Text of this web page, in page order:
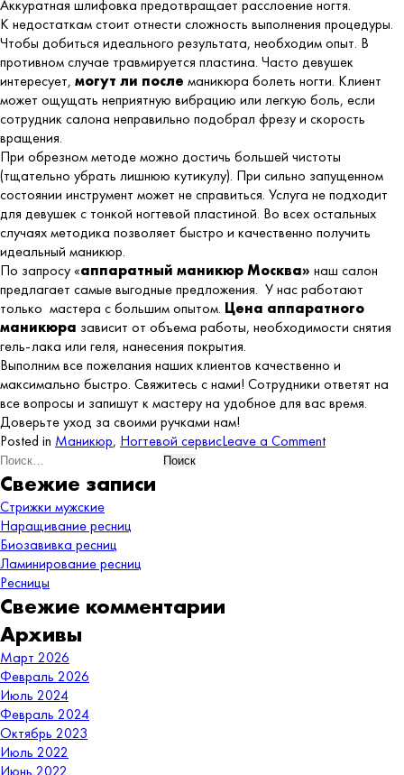
Аккуратная шлифовка предотвращает расслоение ногтя.
К недостаткам стоит отнести сложность выполнения процедуры.
Чтобы добиться идеального результата, необходим опыт. В
противном случае травмируется пластина. Часто девушек
интересует, могут ли после маникюра болеть ногти. Клиент
может ощущать неприятную вибрацию или легкую боль, если
сотрудник салона неправильно подобрал фрезу и скорость
вращения.
При обрезном методе можно достичь большей чистоты
(тщательно убрать лишнюю кутикулу). При сильно запущенном
состоянии инструмент может не справиться. Услуга не подходит
для девушек с тонкой ногтевой пластиной. Во всех остальных
случаях методика позволяет быстро и качественно получить
идеальный маникюр.
По запросу «аппаратный маникюр Москва» наш салон
предлагает самые выгодные предложения. У нас работают
только мастера с большим опытом. Цена аппаратного
маникюра зависит от объема работы, необходимости снятия
гель-лака или геля, нанесения покрытия.
Выполним все пожелания наших клиентов качественно и
максимально быстро. Свяжитесь с нами! Сотрудники ответят на
все вопросы и запишут к мастеру на удобное для вас время.
Доверьте уход за своими ручками нам!
Posted in Маникюр, Ногтевой сервисLeave a Commenton
Найти:
Свежие записи
Стрижки мужские
Наращивание ресниц
Биозавивка ресниц
Ламинирование ресниц
Ресницы
Свежие комментарии
Архивы
Март 2026
Февраль 2026
Июль 2024
Февраль 2024
Октябрь 2023
Июль 2022
Июнь 2022